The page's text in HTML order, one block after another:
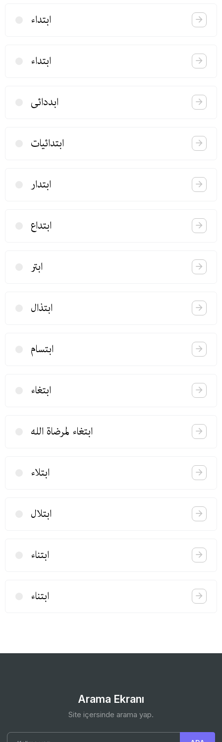
ابتداء
ابتداء
ابددائی
ابتدائیات
ابتدار
ابتداع
ابتر
ابتذال
ابتسام
ابتغاء
ابتغاء لمرضاة الله
ابتلاء
ابتلال
ابتناء
ابتناء
Arama Ekranı
Site içersinde arama yap.